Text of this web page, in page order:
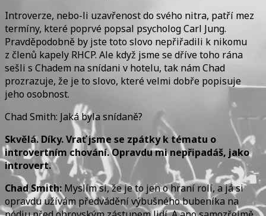
Introverze, nebo-li uzavřenost do svého nitra, patří mez
termíny, které poprvé popsal psycholog Carl Jung.
Pravděpodobně by jste toto slovo nepřiřadili k nikomu
z členů kapely RHCP. Ale když jsme se dříve toho rána
sešli s Chadem na snídani v hotelu, tak nám Chad
prozrazuje, že je to slovo, které velmi dobře popisuje
jeho osobnost.
Chad Smith: Jaká byla snídaně?
Skvělá. Díky. Vrať jsme se zpátky k tématu o
introvertním chování. Opravdu mi nepřipadáš, jako
introvert.
Chad Smith: Myslím si, že je to jen o hraní rolí, a já si
opravdu užívám předvádění výbušného bubeníka na